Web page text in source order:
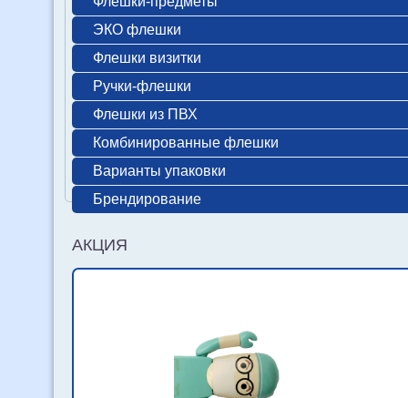
ЭКО флешки
Флешки визитки
Ручки-флешки
Флешки из ПВХ
Комбинированные флешки
Варианты упаковки
Брендирование
АКЦИЯ